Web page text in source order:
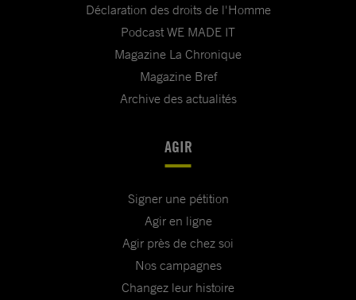
Déclaration des droits de l'Homme
Podcast WE MADE IT
Magazine La Chronique
Magazine Bref
Archive des actualités
AGIR
Signer une pétition
Agir en ligne
Agir près de chez soi
Nos campagnes
Changez leur histoire